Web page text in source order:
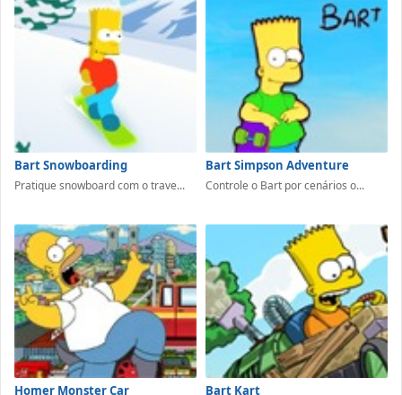
Bart Snowboarding
Pratique snowboard com o trave...
Bart Simpson Adventure
Controle o Bart por cenários o...
Homer Monster Car Bart Kart